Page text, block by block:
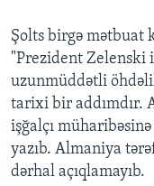
Şolts birgə mətbuat
"Prezident Zelenski
uzunmüddətli
tarixi bir addımdır.
işğalçı
yazıb. Almaniya
dərhal açıqlamayıb.